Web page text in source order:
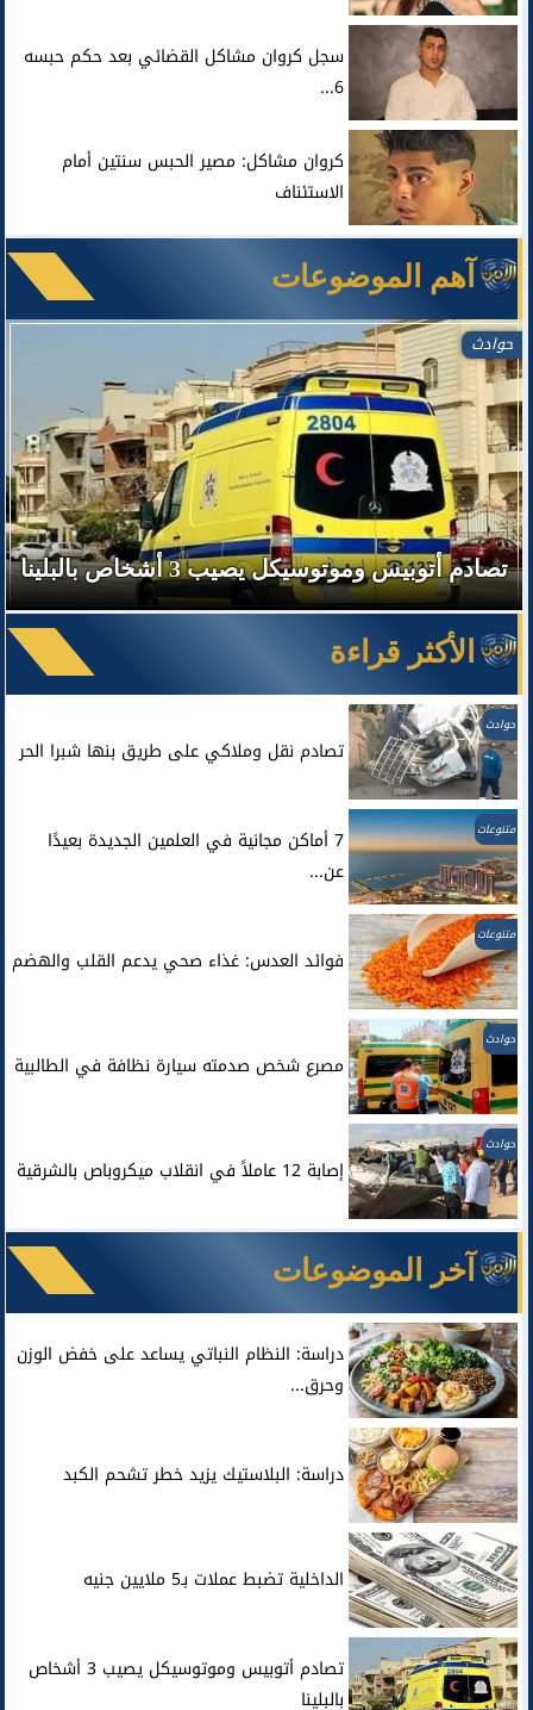
سجل كروان مشاكل القضائي بعد حكم حبسه
6...
كروان مشاكل: مصير الحبس سنتين أمام
الاستئناف
آهم الموضوعات
حوادث
تصادم أتوبيس وموتوسيكل يصيب 3 أشخاص بالبلينا
الأكثر قراءة
حوادث
تصادم نقل وملاكي على طريق بنها شبرا الحر
متنوعات
7 أماكن مجانية في العلمين الجديدة بعيدًا
عن...
متنوعات
فوائد العدس: غذاء صحي يدعم القلب والهضم
حوادث
مصرع شخص صدمته سيارة نظافة في الطالبية
حوادث
إصابة 12 عاملاً في انقلاب ميكروباص بالشرقية
آخر الموضوعات
دراسة: النظام النباتي يساعد على خفض الوزن
وحرق...
دراسة: البلاستيك يزيد خطر تشحم الكبد
الداخلية تضبط عملات بـ5 ملايين جنيه
تصادم أتوبيس وموتوسيكل يصيب 3 أشخاص
بالبلينا